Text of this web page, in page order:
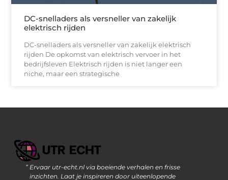
DC-snelladers als versneller van zakelijk
elektrisch rijden
DC-snelladers als versneller van zakelijk elektrisch
rijden De opkomst van elektrisch vervoer in het
bedrijfsleven Elektrisch rijden is niet langer een
niche, maar een strategische
” Ervaar utr-echt.nl via boeiende verhalen en frisse
inzichten. Laat je inspireren door uiteenlopende